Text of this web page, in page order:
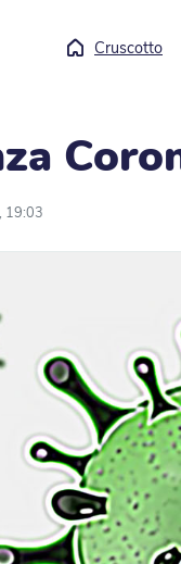
Cruscotto
19:03